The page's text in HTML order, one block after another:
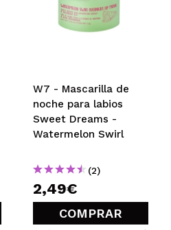
W7 - Mascarilla de
noche para labios
Sweet Dreams -
Watermelon Swirl
(2)
2,49€
COMPRAR